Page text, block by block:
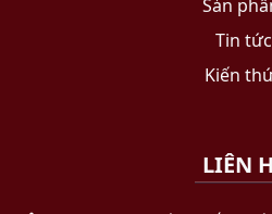
Sản
Tin tức
Kiến
LIÊN